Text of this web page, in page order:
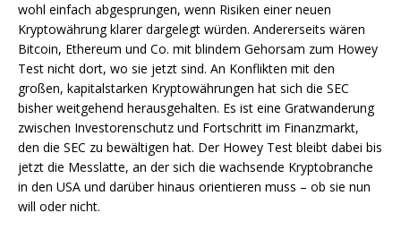
wohl einfach abgesprungen, wenn Risiken einer neuen
Kryptowährung klarer dargelegt würden. Andererseits wären
Bitcoin, Ethereum und Co. mit blindem Gehorsam zum Howey
Test nicht dort, wo sie jetzt sind. An Konflikten mit den
großen, kapitalstarken Kryptowährungen hat sich die SEC
bisher weitgehend herausgehalten. Es ist eine Gratwanderung
zwischen Investorenschutz und Fortschritt im Finanzmarkt,
den die SEC zu bewältigen hat. Der Howey Test bleibt dabei bis
jetzt die Messlatte, an der sich die wachsende Kryptobranche
in den USA und darüber hinaus orientieren muss – ob sie nun
will oder nicht.